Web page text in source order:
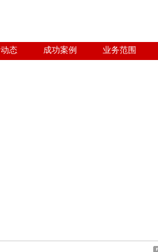
态 成功案例 业务范围